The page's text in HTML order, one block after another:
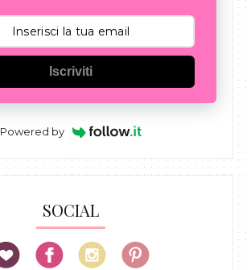
Iscriviti
Powered by
SOCIAL